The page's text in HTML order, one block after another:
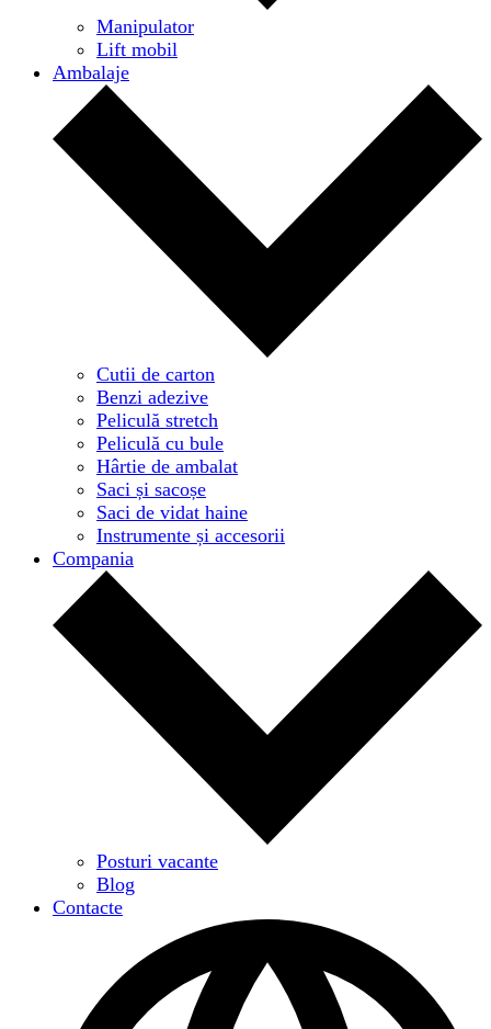
Manipulator
Lift mobil
Ambalaje
Cutii de carton
Benzi adezive
Peliculă stretch
Peliculă cu bule
Hârtie de ambalat
Saci și sacoșe
Saci de vidat haine
Instrumente și accesorii
Compania
Posturi vacante
Blog
Contacte